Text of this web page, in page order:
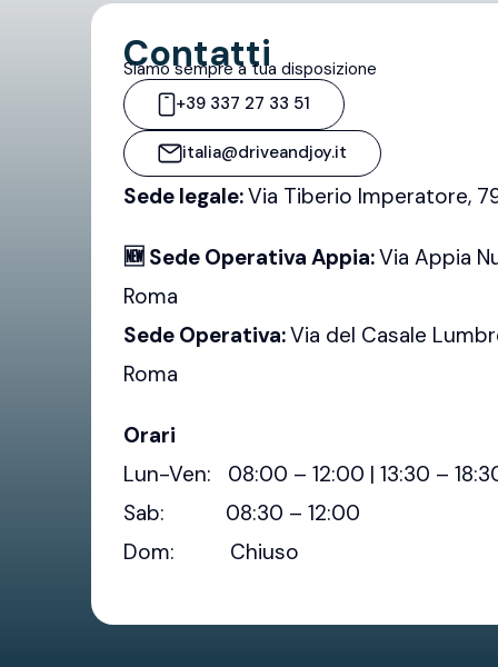
Contatti
Siamo sempre a tua disposizione
+39 337 27 33 51
italia@driveandjoy.it
Sede legale:Via Tiberio Imperatore,
🆕 Sede Operativa Appia:Via Appia
Roma
Sede Operativa:Via del Casale
Roma
Orari
Lun-Ven: 08:00 – 12:00 | 13:30 –
Sab: 08:30 – 12:00
Dom: Chiuso